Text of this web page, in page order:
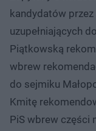
kandydatów
uzupełniających
Piątkowską
wbrew
do sejmiku
Kmitę
PiS wbrew części